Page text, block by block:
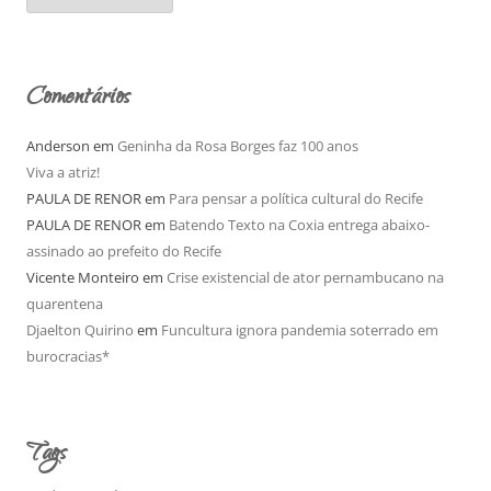
q
Comentários
Anderson em Geninha da Rosa Borges faz 100 anos
Viva a atriz!
PAULA DE RENORem Para pensar a política cultural do Recife
PAULA DE RENORem Batendo Texto na Coxia entrega abaixo-
assinado ao prefeito do Recife
Vicente Monteiro em Crise existencial de ator pernambucano na
quarentena
Djaelton Quirino em Funcultura ignora pandemia soterrado em
burocracias*
Tags